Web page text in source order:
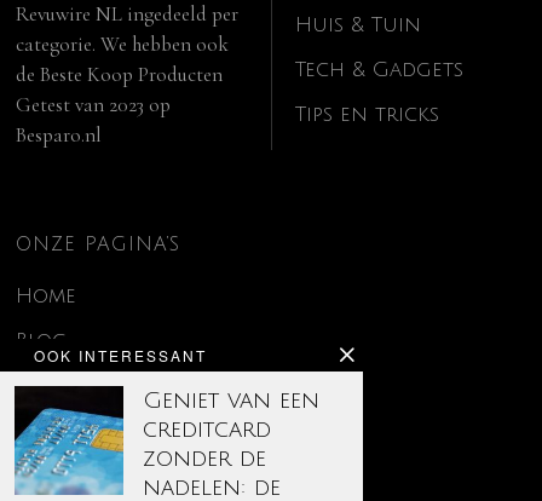
OOK INTERESSANT
Geniet van een
creditcard
zonder de
nadelen: de
Revuwire NL ingedeeld per
categorie. We hebben ook
deBeste Koop Producten
Getest van 2023 op
Besparo.nl
Huis & Tuin
Tech & Gadgets
Tips en tricks
ONZE PAGINA’S
Home
Blog
Contact
Disclaimer
Over ons